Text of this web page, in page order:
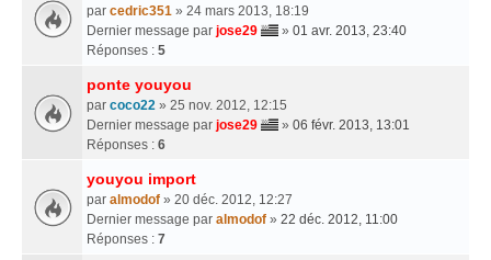
par cedric351 » 24 mars 2013, 18:19
Dernier message par jose29 » 01 avr. 2013, 23:40
Réponses : 5
ponte youyou
par coco22 » 25 nov. 2012, 12:15
Dernier message par jose29 » 06 févr. 2013, 13:01
Réponses : 6
youyou import
par almodof » 20 déc. 2012, 12:27
Dernier message par almodof » 22 déc. 2012, 11:00
Réponses : 7